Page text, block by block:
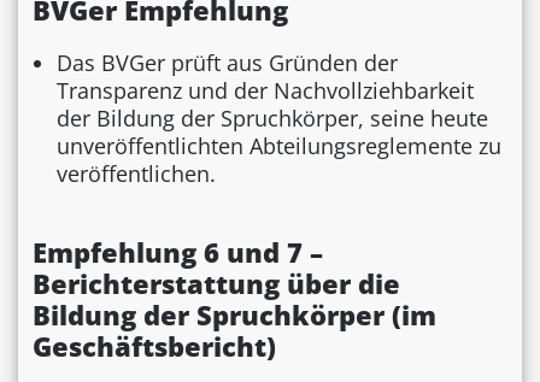
BVGer Empfehlung
Das BVGer prüft aus Gründen der
Transparenz und der Nachvollziehbarkeit
der Bildung der Spruchkörper, seine heute
unveröffentlichten Abteilungsreglemente zu
veröffentlichen.
Empfehlung 6 und 7 –
Berichterstattung über die
Bildung der Spruchkörper (im
Geschäftsbericht)